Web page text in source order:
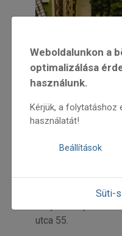
Néptáncképzés -
Győr | Győr
Néptáncképzés -
Néptánckurzus és
Helyszín: Újvárosi
utca 55.
Weboldalunkon a
optimalizálása
használunk.
Kérjük, a folytatáshoz
használatát!
Beállítások
Süti-